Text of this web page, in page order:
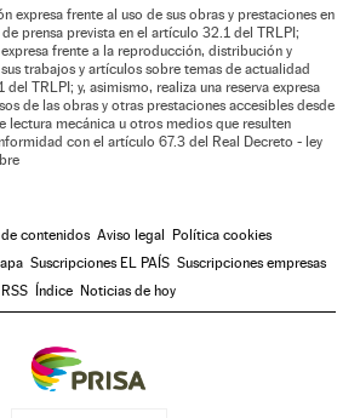
expresa frente al uso de sus obras y prestaciones en
prensa prevista en el artículo 32.1 del TRLPI;
frente a la reproducción, distribución y
trabajos y artículos sobre temas de actualidad
TRLPI; y, asimismo, realiza una reserva expresa
de las obras y otras prestaciones accesibles desde
lectura mecánica u otros medios que resulten
con el artículo 67.3 del Real Decreto - ley
de contenidos Aviso legal Política cookies
Suscripciones EL PAÍS Suscripciones empresas
RSS Índice Noticias de hoy